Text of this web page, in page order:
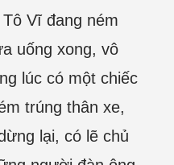
Vĩ đang ném
uống xong, vô
lúc có một chiếc
trúng thân xe,
lại, có lẽ chủ